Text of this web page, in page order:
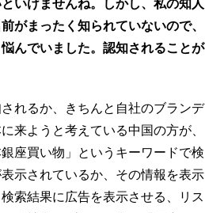
いけませんね。しかし、私の知人
がまったく知られていないので、
んでいました。認知されることが
れるか、きちんと自社のブランデ
来ようと考えている中国の方が、
座買い物」というキーワードで検
示されているか、その情報を表示
索結果に広告を表示させる、リス